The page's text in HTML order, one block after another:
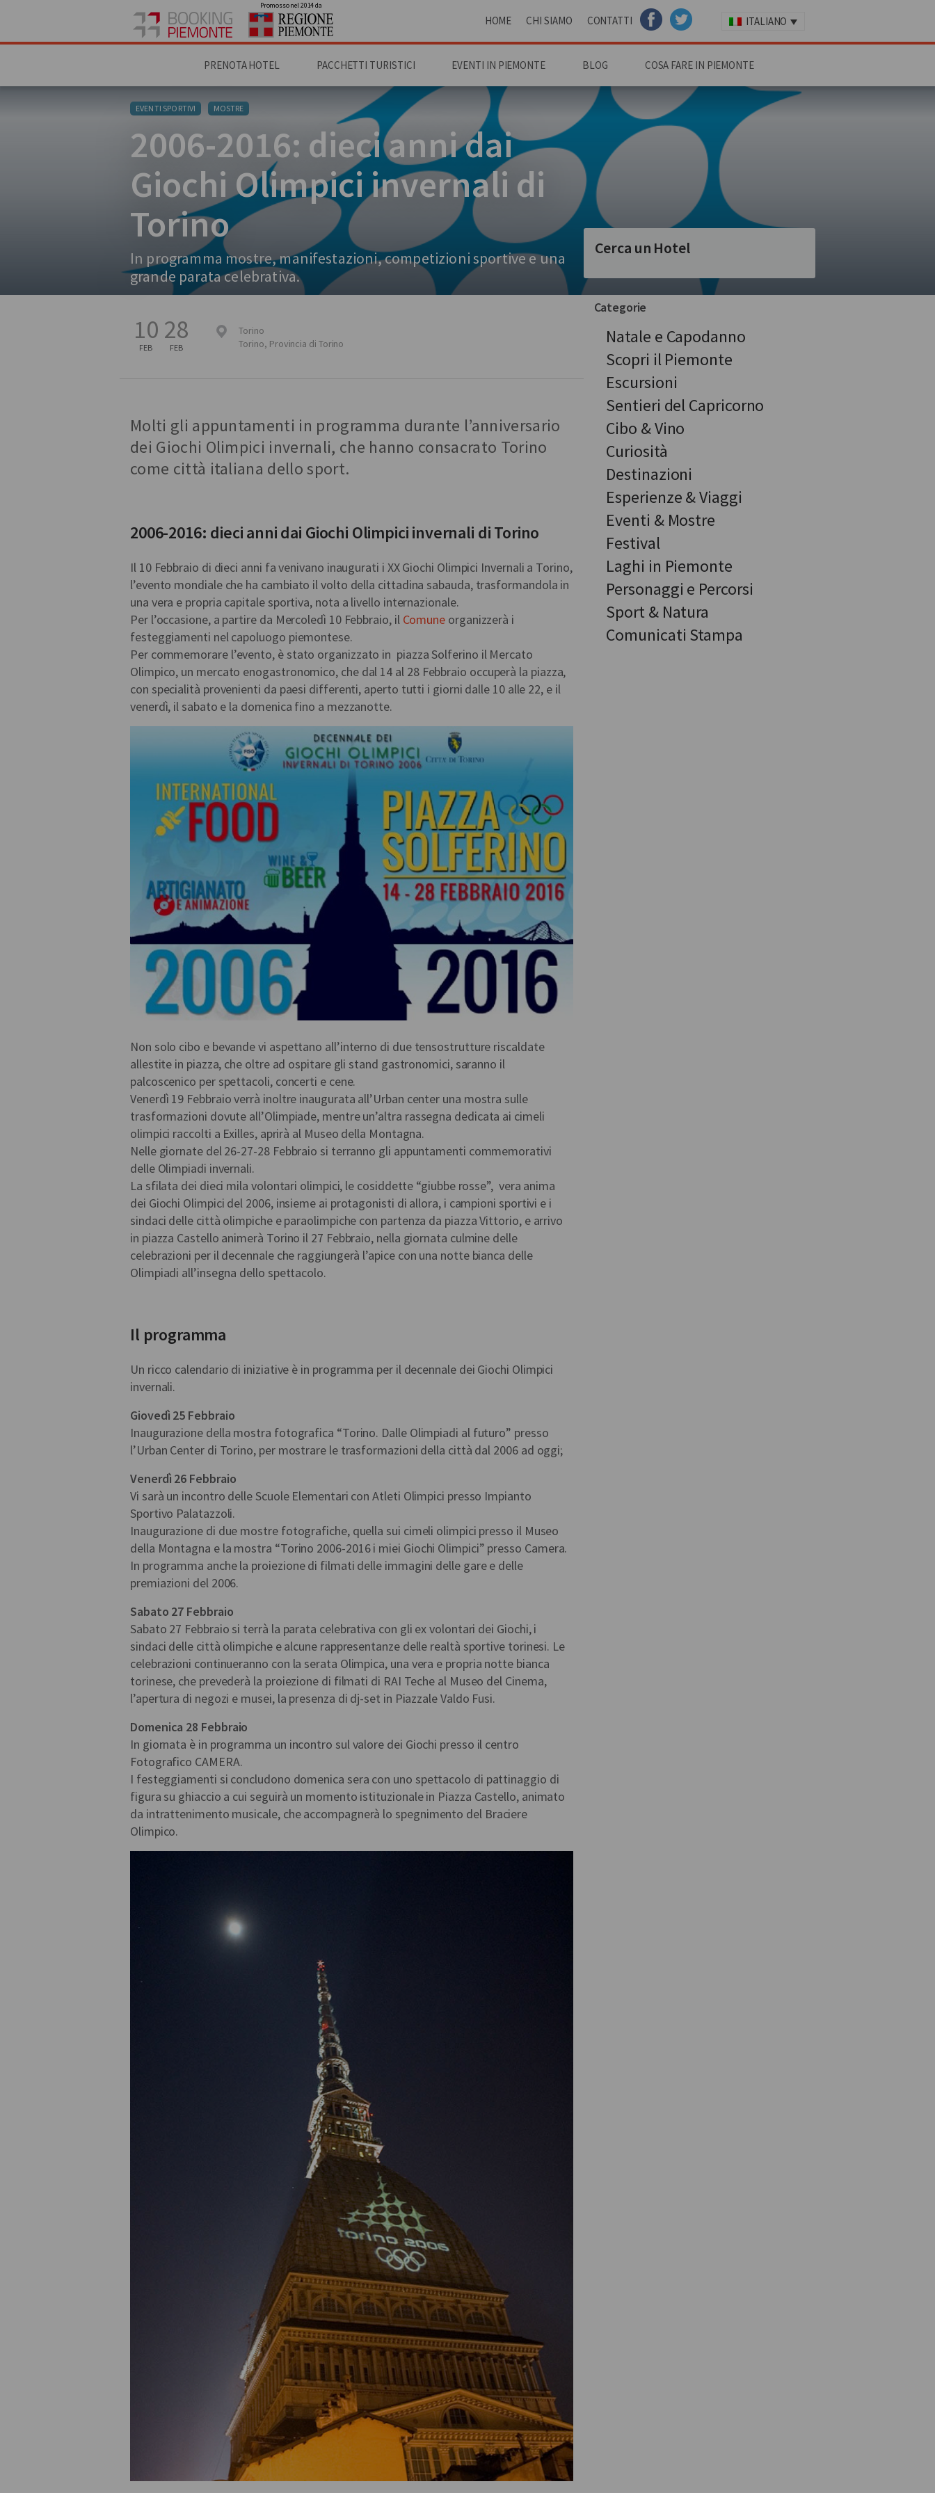
Promosso nel 2014 da
HOME CHI SIAMO CONTATTI
FACEBOOKTWITTER
ITALIANO
PRENOTA HOTEL PACCHETTI TURISTICI EVENTI IN PIEMONTE BLOG COSA FARE IN PIEMONTE
EVENTI SPORTIVI MOSTRE
2006-2016: dieci anni dai
Giochi Olimpici invernali di
Torino
In programma mostre, manifestazioni, competizioni sportive e una
grande parata celebrativa.
10
FEB
28
FEB
Torino
Torino, Provincia di Torino
Molti gli appuntamenti in programma durante l’anniversario
dei Giochi Olimpici invernali, che hanno consacrato Torino
come città italiana dello sport.
2006-2016: dieci anni dai Giochi Olimpici invernali di Torino
Il 10 Febbraio di dieci anni fa venivano inaugurati i XX Giochi Olimpici Invernali a Torino,
l’evento mondiale che ha cambiato il volto della cittadina sabauda, trasformandola in
una vera e propria capitale sportiva, nota a livello internazionale.
Per l’occasione, a partire da Mercoledì 10 Febbraio, il Comune organizzerà i
festeggiamenti nel capoluogo piemontese.
Per commemorare l’evento, è stato organizzato in piazza Solferino il Mercato
Olimpico, un mercato enogastronomico, che dal 14 al 28 Febbraio occuperà la piazza,
con specialità provenienti da paesi differenti, aperto tutti i giorni dalle 10 alle 22, e il
venerdì, il sabato e la domenica fino a mezzanotte.
Non solo cibo e bevande vi aspettano all’interno di due tensostrutture riscaldate
allestite in piazza, che oltre ad ospitare gli stand gastronomici, saranno il
palcoscenico per spettacoli, concerti e cene.
Venerdì 19 Febbraio verrà inoltre inaugurata all’Urban center una mostra sulle
trasformazioni dovute all’Olimpiade, mentre un’altra rassegna dedicata ai cimeli
olimpici raccolti a Exilles, aprirà al Museo della Montagna.
Nelle giornate del 26-27-28 Febbraio si terranno gli appuntamenti commemorativi
delle Olimpiadi invernali.
La sfilata dei dieci mila volontari olimpici, le cosiddette “giubbe rosse”, vera anima
dei Giochi Olimpici del 2006, insieme ai protagonisti di allora, i campioni sportivi e i
sindaci delle città olimpiche e paraolimpiche con partenza da piazza Vittorio, e arrivo
in piazza Castello animerà Torino il 27 Febbraio, nella giornata culmine delle
celebrazioni per il decennale che raggiungerà l’apice con una notte bianca delle
Olimpiadi all’insegna dello spettacolo.
Il programma
Un ricco calendario di iniziative è in programma per il decennale dei Giochi Olimpici
invernali.
Giovedì 25 Febbraio
Inaugurazione della mostra fotografica “Torino. Dalle Olimpiadi al futuro” presso
l’Urban Center di Torino, per mostrare le trasformazioni della città dal 2006 ad oggi;
Venerdì 26 Febbraio
Vi sarà un incontro delle Scuole Elementari con Atleti Olimpici presso Impianto
Sportivo Palatazzoli.
Inaugurazione di due mostre fotografiche, quella sui cimeli olimpici presso il Museo
della Montagna e la mostra “Torino 2006-2016 i miei Giochi Olimpici” presso Camera.
In programma anche la proiezione di filmati delle immagini delle gare e delle
premiazioni del 2006.
Sabato 27 Febbraio
Sabato 27 Febbraio si terrà la parata celebrativa con gli ex volontari dei Giochi, i
sindaci delle città olimpiche e alcune rappresentanze delle realtà sportive torinesi. Le
celebrazioni continueranno con la serata Olimpica, una vera e propria notte bianca
torinese, che prevederà la proiezione di filmati di RAI Teche al Museo del Cinema,
l’apertura di negozi e musei, la presenza di dj-set in Piazzale Valdo Fusi.
Domenica 28 Febbraio
In giornata è in programma un incontro sul valore dei Giochi presso il centro
Fotografico CAMERA.
I festeggiamenti si concludono domenica sera con uno spettacolo di pattinaggio di
figura su ghiaccio a cui seguirà un momento istituzionale in Piazza Castello, animato
da intrattenimento musicale, che accompagnerà lo spegnimento del Braciere
Olimpico.
Cerca un Hotel
Categorie
Natale e Capodanno
Scopri il Piemonte
Escursioni
Sentieri del Capricorno
Cibo & Vino
Curiosità
Destinazioni
Esperienze & Viaggi
Eventi & Mostre
Festival
Laghi in Piemonte
Personaggi e Percorsi
Sport & Natura
Comunicati Stampa